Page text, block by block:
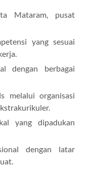
Mataram, pusat
yang sesuai
dengan berbagai
melalui organisasi
yang dipadukan
dengan latar